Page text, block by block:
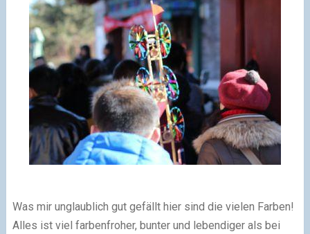
Was mir unglaublich gut gefällt hier sind die vielen Farben!
Alles ist viel farbenfroher, bunter und lebendiger als bei